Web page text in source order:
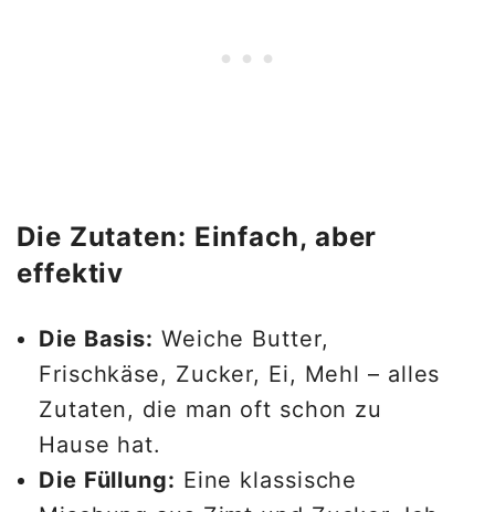
Die Zutaten: Einfach, aber
effektiv
Die Basis: Weiche Butter,
Frischkäse, Zucker, Ei, Mehl – alles
Zutaten, die man oft schon zu
Hause hat.
Die Füllung: Eine klassische